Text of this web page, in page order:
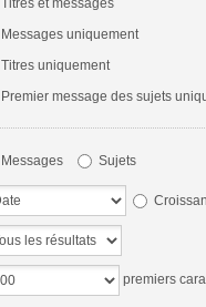
Titres et messages
Messages uniquement
Titres uniquement
Premier message des sujets
Messages Sujets
premiers